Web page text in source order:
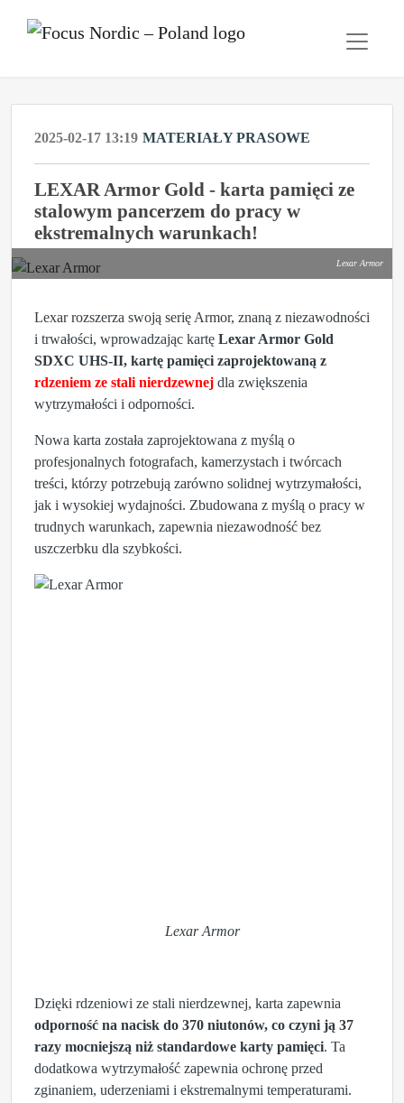
2025-02-17 13:19 MATERIAŁY PRASOWE
LEXAR Armor Gold - karta pamięci ze
stalowym pancerzem do pracy w
ekstremalnych warunkach!
Lexar Armor
Lexar rozszerza swoją serię Armor, znaną z niezawodności
i trwałości, wprowadzając kartę Lexar Armor Gold
SDXC UHS-II, kartę pamięci zaprojektowaną z
rdzeniem ze stali nierdzewnej dla zwiększenia
wytrzymałości i odporności.
Nowa karta została zaprojektowana z myślą o
profesjonalnych fotografach, kamerzystach i twórcach
treści, którzy potrzebują zarówno solidnej wytrzymałości,
jak i wysokiej wydajności. Zbudowana z myślą o pracy w
trudnych warunkach, zapewnia niezawodność bez
uszczerbku dla szybkości.
Lexar Armor
Dzięki rdzeniowi ze stali nierdzewnej, karta zapewnia
odporność na nacisk do 370 niutonów, co czyni ją 37
razy mocniejszą niż standardowe karty pamięci. Ta
dodatkowa wytrzymałość zapewnia ochronę przed
zginaniem, uderzeniami i ekstremalnymi temperaturami.